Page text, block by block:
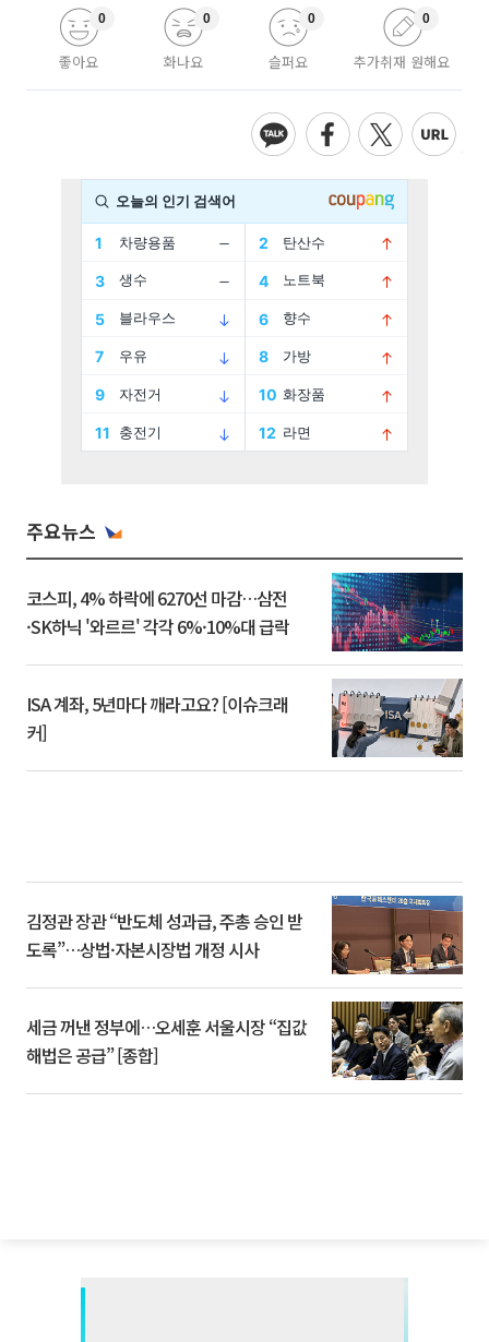
좋아요
0
화나요
0
슬퍼요
0
추가취재 원해요
0
주요뉴스
코스피, 4% 하락에 6270선 마감…삼전
·SK하닉 '와르르' 각각 6%·10%대 급락
ISA 계좌, 5년마다 깨라고요? [이슈크래
커]
김정관 장관 “반도체 성과급, 주총 승인 받
도록”…상법·자본시장법 개정 시사
세금 꺼낸 정부에…오세훈 서울시장 “집값
해법은 공급” [종합]